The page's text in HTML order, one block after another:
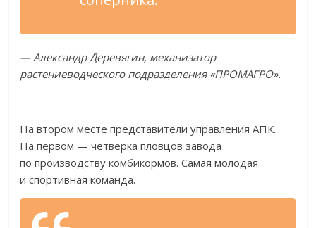
— Александр Деревягин, механизатор
растениеводческого подразделения «ПРОМАГРО».
На втором месте представители управления АПК.
На первом — четверка пловцов завода
по производству комбикормов. Самая молодая
и спортивная команда.